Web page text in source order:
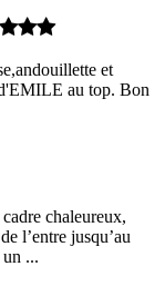
et
au top. Bon
chaleureux,
l’entre jusqu’au
...